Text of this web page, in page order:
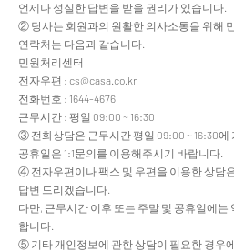
언제나 성실한 답변을 받을 권리가 있습니다.
② 당사는 회원과의 원활한 의사소통을 위해
연락처는 다음과 같습니다.
민원처리센터
전자우편 : cs@casa.co.kr
전화번호 : 1644-4676
근무시간 : 평일 09:00 ~ 16:30
③ 전화상담은 근무시간 평일 09:00 ~ 16:30
공휴일은 1:1문의를 이용해주시기 바랍니다.
④ 전자우편이나 팩스 및 우편을 이용한 상담
답변 드리겠습니다.
다만, 근무시간 이후 또는 주말 및 공휴일에는
합니다.
⑤ 기타 개인정보에 관한 상담이 필요한 경우